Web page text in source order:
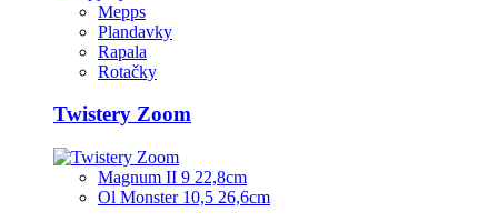
Mepps
Plandavky
Rapala
Rotačky
Twistery Zoom
Magnum II 9 22,8cm
Ol Monster 10,5 26,6cm